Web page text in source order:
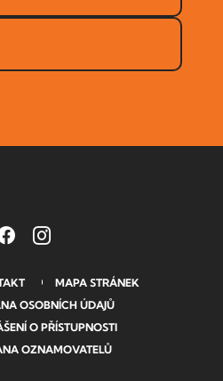
MAPA STRÁNEK
OSOBNÍCH ÚDAJŮ
O PŘÍSTUPNOSTI
OZNAMOVATELŮ